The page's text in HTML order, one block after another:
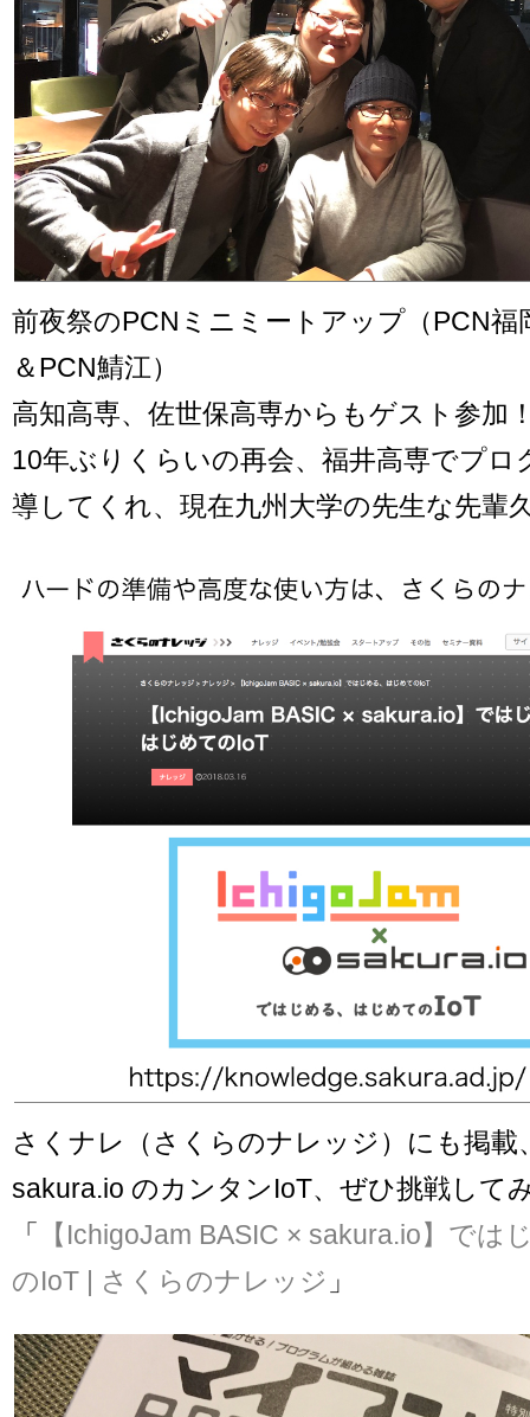
前夜祭のPCNミニミートアップ（PCN福
＆PCN鯖江）
高知高専、佐世保高専からもゲスト参加
10年ぶりくらいの再会、福井高専でプロ
導してくれ、現在九州大学の先生な先輩
さくナレ（さくらのナレッジ）にも掲載
sakura.io のカンタンIoT、ぜひ挑戦して
「 【IchigoJam BASIC × sakura.io】では
のIoT | さくらのナレッジ 」